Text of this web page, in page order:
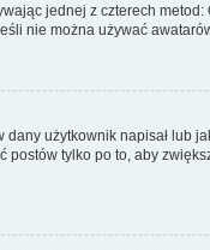
jednej z czterech
nie można używać
użytkownik napisał lub
tylko po to, aby